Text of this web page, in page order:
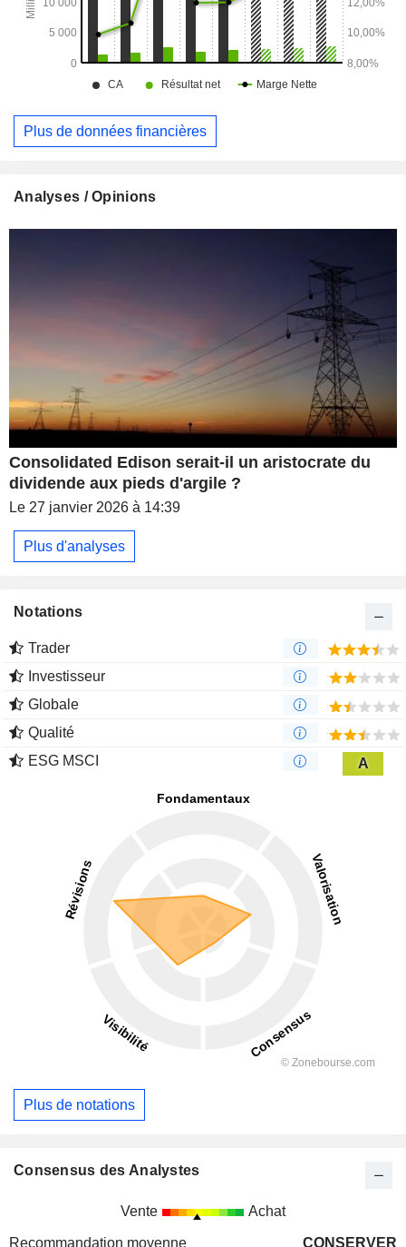
Plus de données financières
Analyses / Opinions
Consolidated Edison serait-il un aristocrate du
dividende aux pieds d'argile ?
Le 27 janvier 2026 à 14:39
Plus d'analyses
Notations
Trader
Investisseur
Globale
Qualité
ESG MSCI
A
Plus de notations
Consensus des Analystes
Vente Achat
Recommandation moyenne
CONSERVER